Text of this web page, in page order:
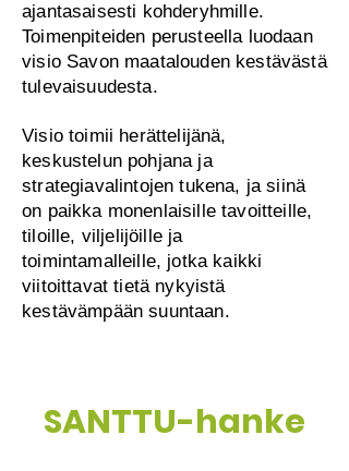
ajantasaisesti kohderyhmille.
Toimenpiteiden perusteella luodaan
visio Savon maatalouden kestävästä
tulevaisuudesta.
Visio toimii herättelijänä,
keskustelun pohjana ja
strategiavalintojen tukena, ja siinä
on paikka monenlaisille tavoitteille,
tiloille, viljelijöille ja
toimintamalleille, jotka kaikki
viitoittavat tietä nykyistä
kestävämpään suuntaan.
SANTTU-hanke